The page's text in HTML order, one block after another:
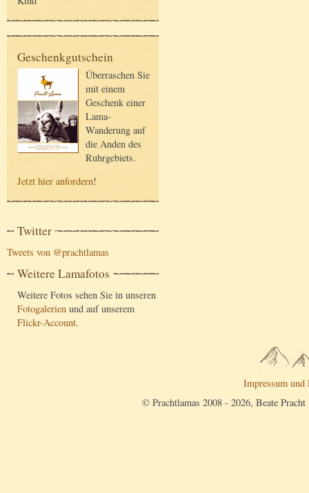
Geschenkgutschein
Überraschen Sie
mit einem
Geschenk einer
Lama-
Wanderung auf
die Anden des
Ruhrgebiets.
Jetzt hier anfordern!
Twitter
Tweets von @prachtlamas
Weitere Lamafotos
Weitere Fotos sehen Sie in unseren
Fotogalerien und auf unserem
Flickr-Account.
Impressum und
© Prachtlamas 2008 - 2026, Beate Pracht